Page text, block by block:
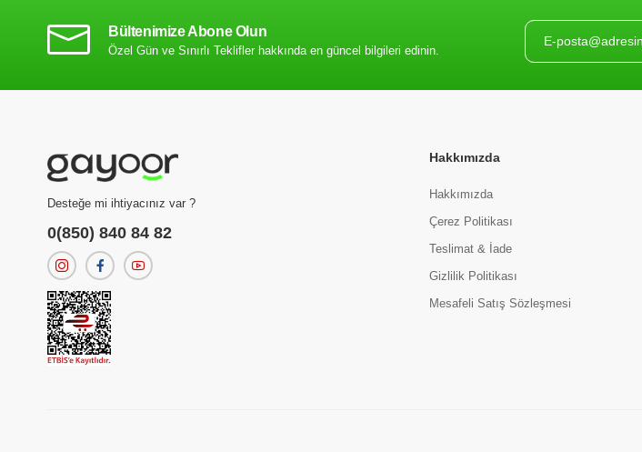
Bültenimize Abone Olun
Özel Gün ve Sınırlı Teklifler hakkında en güncel bilgileri edinin.
Desteğe mi ihtiyacınız var ?
0(850) 840 84 82
Hakkımızda
Hakkımızda
Çerez Politikası
Teslimat & İade
Gizlilik Politikası
Mesafeli Satış Sözleşmesi